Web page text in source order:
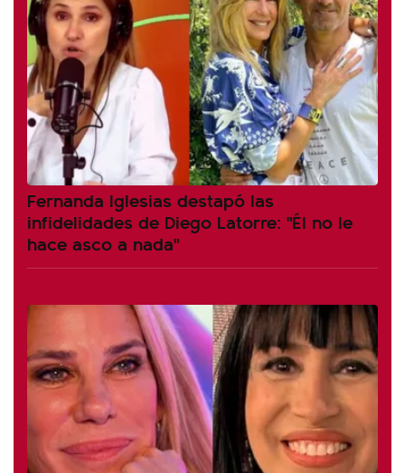
Fernanda Iglesias destapó las
infidelidades de Diego Latorre: "Él no le
hace asco a nada"